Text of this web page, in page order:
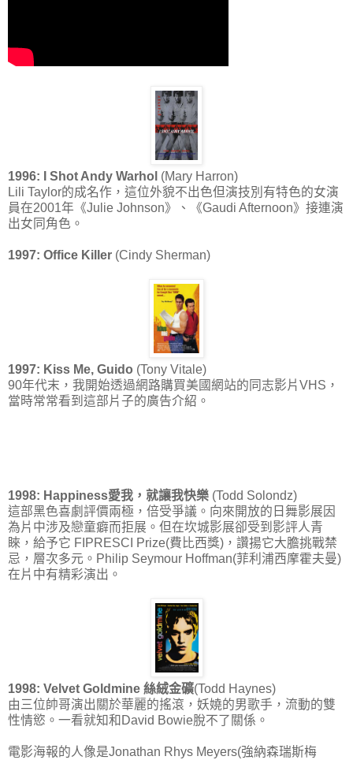
1996: I Shot Andy Warhol (Mary Harron)
Lili Taylor的成名作，這位外貌不出色但演技別有特色的女演
員在2001年《Julie Johnson》、《Gaudi Afternoon》接連演
出女同角色。
1997: Office Killer (Cindy Sherman)
1997: Kiss Me, Guido (Tony Vitale)
90年代末，我開始透過網路購買美國網站的同志影片VHS，
當時常常看到這部片子的廣告介紹。
1998: Happiness愛我，就讓我快樂 (Todd Solondz)
這部黑色喜劇評價兩極，倍受爭議。向來開放的日舞影展因
為片中涉及戀童癖而拒展。但在坎城影展卻受到影評人青
睞，給予它 FIPRESCI Prize(費比西獎)，讚揚它大膽挑戰禁
忌，層次多元。Philip Seymour Hoffman(菲利浦西摩霍夫曼)
在片中有精彩演出。
1998: Velvet Goldmine 絲絨金礦(Todd Haynes)
由三位帥哥演出關於華麗的搖滾，妖嬈的男歌手，流動的雙
性情慾。一看就知和David Bowie脫不了關係。
電影海報的人像是Jonathan Rhys Meyers(強納森瑞斯梅